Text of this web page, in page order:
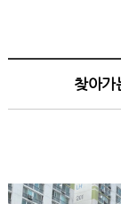
찾아가